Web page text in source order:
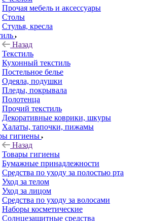
Прочая мебель и аксессуары
Столы
Стулья, кресла
Назад
Текстиль
Кухонный текстиль
Постельное белье
Одеяла, подушки
Пледы, покрывала
Полотенца
Прочий текстиль
Декоративные коврики, шкуры
Халаты, тапочки, пижамы
гигиены
Назад
Товары гигиены
Бумажные принадлежности
Средства по уходу за полостью рта
Уход за телом
Уход за лицом
Средства по уходу за волосами
Наборы косметические
Солнцезащитные средства